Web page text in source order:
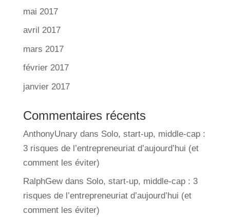
mai 2017
avril 2017
mars 2017
février 2017
janvier 2017
Commentaires récents
AnthonyUnarydans Solo, start-up, middle-cap :
3 risques de l’entrepreneuriat d’aujourd’hui (et
comment les éviter)
RalphGewdans Solo, start-up, middle-cap : 3
risques de l’entrepreneuriat d’aujourd’hui (et
comment les éviter)